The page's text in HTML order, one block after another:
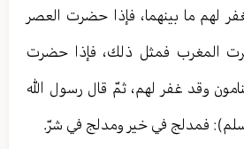
لهم ما بينهما، فإذا حضرت العصر
المغرب فمثل ذلك، فإذا حضرت
وقد غفر لهم، ثمّ قال رسول الله
فمدلج في خير ومدلج في شرّ.